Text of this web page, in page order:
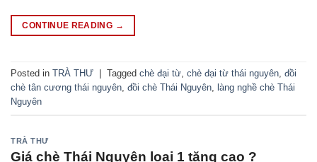
CONTINUE READING →
Posted in TRÀ THƯ Tagged chè đại từ, chè đại từ thái nguyên, đồi
chè tân cương thái nguyên, đồi chè Thái Nguyên, làng nghề chè Thái
Nguyên
TRÀ THƯ
Giá chè Thái Nguyên loại 1 tăng cao ?